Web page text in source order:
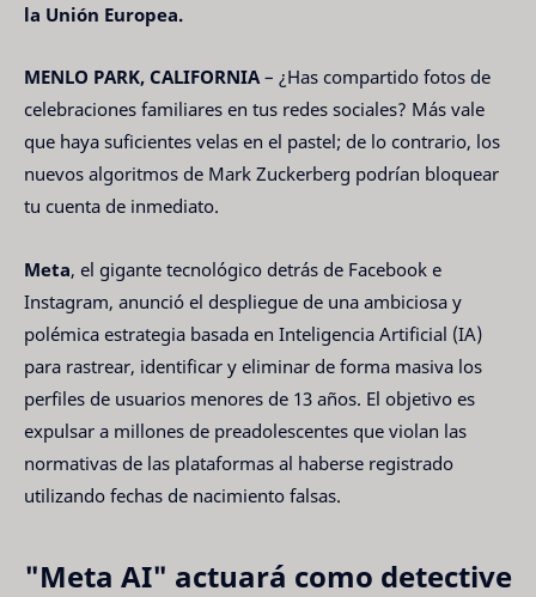
la Unión Europea.
MENLO PARK, CALIFORNIA– ¿Has compartido fotos de
celebraciones familiares en tus redes sociales? Más vale
que haya suficientes velas en el pastel; de lo contrario, los
nuevos algoritmos de Mark Zuckerberg podrían bloquear
tu cuenta de inmediato.
Meta, el gigante tecnológico detrás de Facebook e
Instagram, anunció el despliegue de una ambiciosa y
polémica estrategia basada en Inteligencia Artificial (IA)
para rastrear, identificar y eliminar de forma masiva los
perfiles de usuarios menores de 13 años. El objetivo es
expulsar a millones de preadolescentes que violan las
normativas de las plataformas al haberse registrado
utilizando fechas de nacimiento falsas.
"Meta AI" actuará como detective